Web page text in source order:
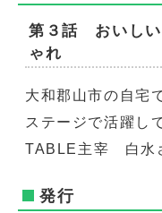
第３話 おいしい
ゃれ
大和郡山市の自宅
ステージで活躍し
TABLE主宰 白水
発行